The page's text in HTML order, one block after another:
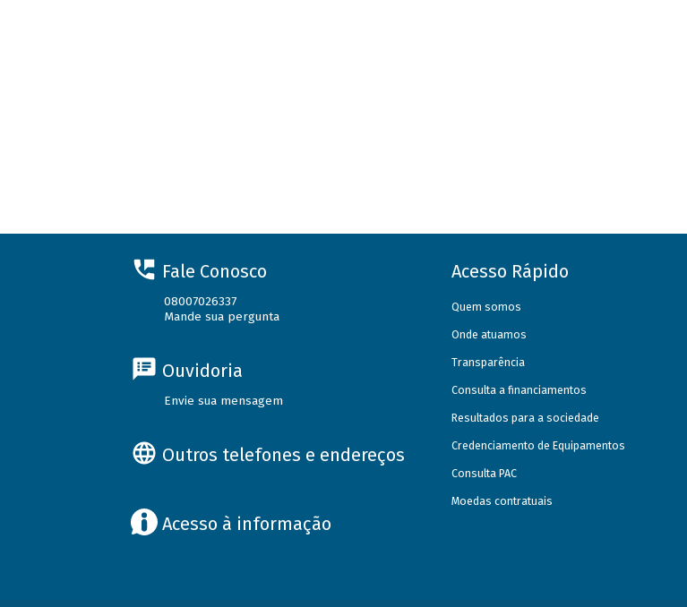
Fale Conosco
08007026337
Mande sua pergunta
Ouvidoria
Envie sua mensagem
Outros telefones e endereços
Acesso à informação
Acesso Rápido
Quem somos
Onde atuamos
Transparência
Consulta a financiamentos
Resultados para a sociedade
Credenciamento de Equipamentos
Consulta PAC
Moedas contratuais